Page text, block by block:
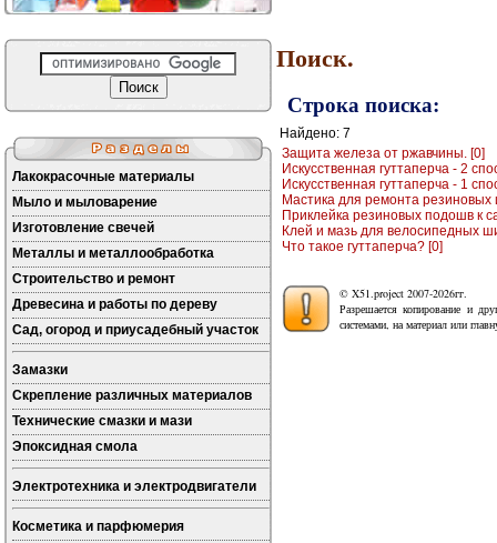
Лакокрасочные материалы
Мыло и мыловарение
Изготовление свечей
Металлы и металлообработка
Строительство и ремонт
Древесина и работы по дереву
Сад, огород и приусадебный участок
Замазки
Скрепление различных материалов
Технические смазки и мази
Эпоксидная смола
Электротехника и электродвигатели
Косметика и парфюмерия
Поиск.
Строка поиска:
Найдено: 7
Защита железа от ржавчины. [0]
Искусственная гуттаперча - 2
Искусственная гуттаперча - 1
Мастика для ремонта резиновых
Приклейка резиновых подошв к
Клей и мазь для велосипедных
Что такое гуттаперча? [0]
© X51.project 2007-2026гг.
Разрешается копирование и
системами, на материал или